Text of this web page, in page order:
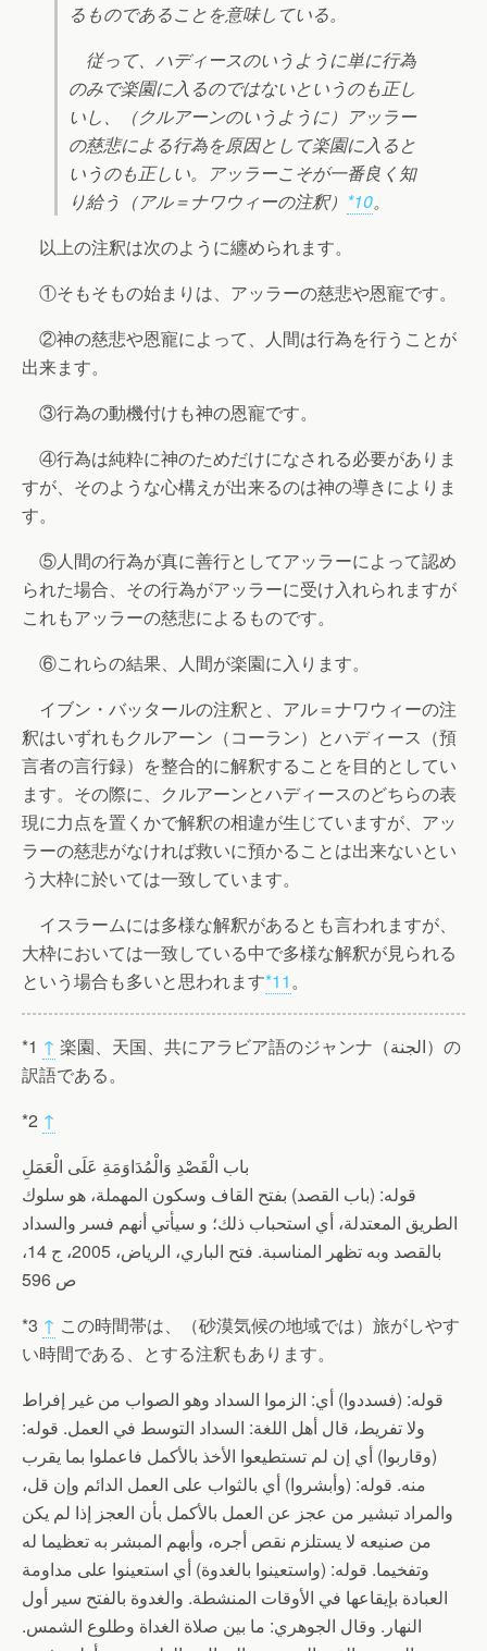
るものであることを意味している。
従って、ハディースのいうように単に行為
のみで楽園に入るのではないというのも正し
いし、（クルアーンのいうように）アッラー
の慈悲による行為を原因として楽園に入ると
いうのも正しい。アッラーこそが一番良く知
り給う（アル＝ナワウィーの注釈） *10。
以上の注釈は次のように纏められます。
①そもそもの始まりは、アッラーの慈悲や恩寵です。
②神の慈悲や恩寵によって、人間は行為を行うことが
出来ます。
③行為の動機付けも神の恩寵です。
④行為は純粋に神のためだけになされる必要がありま
すが、そのような心構えが出来るのは神の導きによりま
す。
⑤人間の行為が真に善行としてアッラーによって認め
られた場合、その行為がアッラーに受け入れられますが
これもアッラーの慈悲によるものです。
⑥これらの結果、人間が楽園に入ります。
イブン・バッタールの注釈と、アル＝ナワウィーの注
釈はいずれもクルアーン（コーラン）とハディース（預
言者の言行録）を整合的に解釈することを目的としてい
ます。その際に、クルアーンとハディースのどちらの表
現に力点を置くかで解釈の相違が生じていますが、アッ
ラーの慈悲がなければ救いに預かることは出来ないとい
う大枠に於いては一致しています。
イスラームには多様な解釈があるとも言われますが、
大枠においては一致している中で多様な解釈が見られる
という場合も多いと思われます*11。
*1 ↑ 楽園、天国、共にアラビア語のジャンナ（الجنة）の
訳語である。
*2 ↑
باب الْقَصْدِ وَالْمُدَاوَمَةِ عَلَى الْعَمَلِ
قوله: (باب القصد) بفتح القاف وسكون المهملة، هو سلوك
الطريق المعتدلة، أي استحباب ذلك؛ و سيأتي أنهم فسر والسداد
بالقصد وبه تظهر المناسبة. فتح الباري، الرياض، 2005، ج 14،
ص 596
*3 ↑ この時間帯は、（砂漠気候の地域では）旅がしやす
い時間である、とする注釈もあります。
قوله: (فسددوا) أي: الزموا السداد وهو الصواب من غير إفراط
ولا تفريط، قال أهل اللغة: السداد التوسط في العمل. قوله:
(وقاربوا) أي إن لم تستطيعوا الأخذ بالأكمل فاعملوا بما يقرب
منه. قوله: (وأبشروا) أي بالثواب على العمل الدائم وإن قل،
والمراد تبشير من عجز عن العمل بالأكمل بأن العجز إذا لم يكن
من صنيعه لا يستلزم نقص أجره، وأبهم المبشر به تعظيما له
وتفخيما. قوله: (واستعينوا بالغدوة) أي استعينوا على مداومة
العبادة بإيقاعها في الأوقات المنشطة. والغدوة بالفتح سير أول
النهار. وقال الجوهري: ما بين صلاة الغداة وطلوع الشمس.